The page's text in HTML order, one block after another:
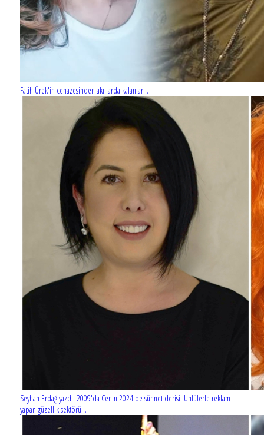
Fatih Ürek'in cenazesinden akıllarda kalanlar...
Seyhan Erdağ yazdı: 2009'da Cenin 2024'de sünnet derisi. Ünlülerle reklam
yapan güzellik sektörü...